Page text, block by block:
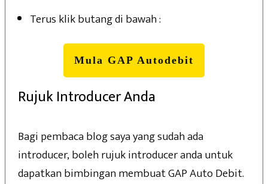
Terus klik butang di bawah :
Mula GAP Autodebit
Rujuk Introducer Anda
Bagi pembaca blog saya yang sudah ada
introducer, boleh rujuk introducer anda untuk
dapatkan bimbingan membuat GAP Auto Debit.